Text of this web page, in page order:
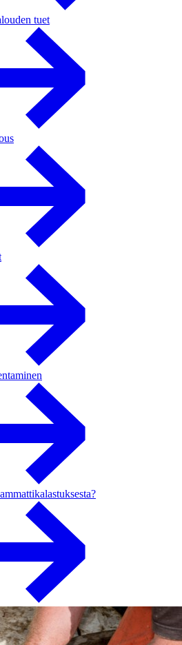
tuet